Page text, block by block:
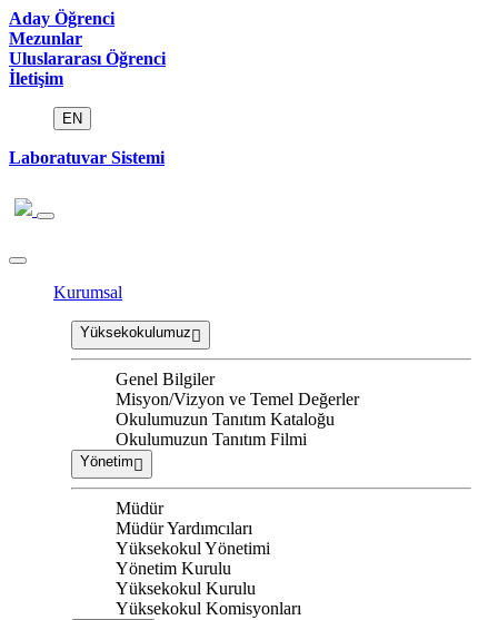
Aday Öğrenci
Mezunlar
Uluslararası Öğrenci
İletişim
EN
Laboratuvar Sistemi
Kurumsal
Yüksekokulumuz
Genel Bilgiler
Misyon/Vizyon ve Temel Değerler
Okulumuzun Tanıtım Kataloğu
Okulumuzun Tanıtım Filmi
Yönetim
Müdür
Müdür Yardımcıları
Yüksekokul Yönetimi
Yönetim Kurulu
Yüksekokul Kurulu
Yüksekokul Komisyonları